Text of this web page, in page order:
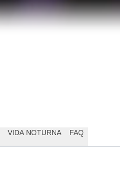
VIDA NOTURNA FAQ